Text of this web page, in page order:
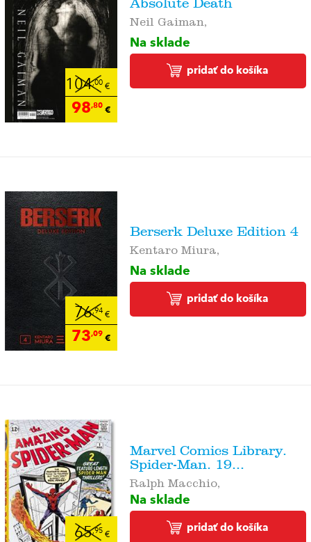
104,00 €
98,80€
Absolute Death
Neil Gaiman,
Na sklade
pridať do košíka
76,94€
73,09€
Berserk Deluxe Edition 4
Kentaro Miura,
Na sklade
pridať do košíka
65,95€
Marvel Comics Library.
Spider-Man. 19...
Ralph Macchio,
Na sklade
pridať do košíka